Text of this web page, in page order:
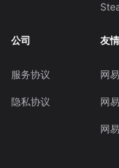
公司
服务协议
隐私协议
友
网
网
网